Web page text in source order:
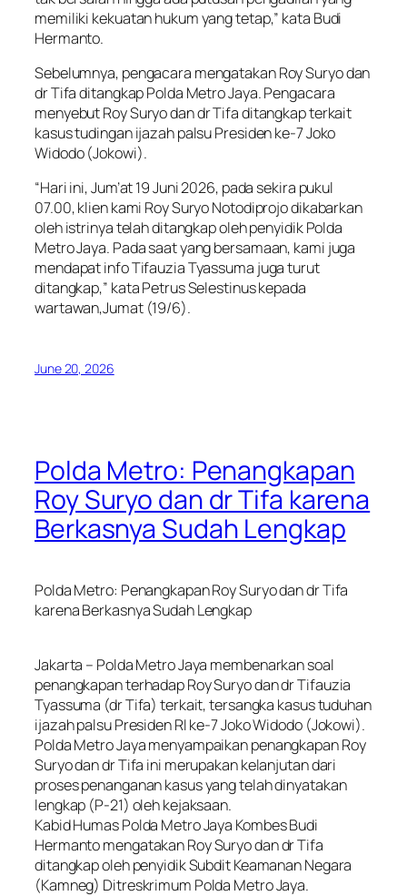
memiliki kekuatan hukum yang tetap,” kata Budi
Hermanto.
Sebelumnya, pengacara mengatakan Roy Suryo dan
dr Tifa ditangkap Polda Metro Jaya. Pengacara
menyebut Roy Suryo dan dr Tifa ditangkap terkait
kasus tudingan ijazah palsu Presiden ke-7 Joko
Widodo (Jokowi).
“Hari ini, Jum’at 19 Juni 2026, pada sekira pukul
07.00, klien kami Roy Suryo Notodiprojo dikabarkan
oleh istrinya telah ditangkap oleh penyidik Polda
Metro Jaya. Pada saat yang bersamaan, kami juga
mendapat info Tifauzia Tyassuma juga turut
ditangkap,” kata Petrus Selestinus kepada
wartawan,Jumat (19/6).
June 20, 2026
Polda Metro: Penangkapan
Roy Suryo dan dr Tifa karena
Berkasnya Sudah Lengkap
Polda Metro: Penangkapan Roy Suryo dan dr Tifa
karena Berkasnya Sudah Lengkap
Jakarta – Polda Metro Jaya membenarkan soal
penangkapan terhadap Roy Suryo dan dr Tifauzia
Tyassuma (dr Tifa) terkait, tersangka kasus tuduhan
ijazah palsu Presiden RI ke-7 Joko Widodo (Jokowi).
Polda Metro Jaya menyampaikan penangkapan Roy
Suryo dan dr Tifa ini merupakan kelanjutan dari
proses penanganan kasus yang telah dinyatakan
lengkap (P-21) oleh kejaksaan.
Kabid Humas Polda Metro Jaya Kombes Budi
Hermanto mengatakan Roy Suryo dan dr Tifa
ditangkap oleh penyidik Subdit Keamanan Negara
(Kamneg) Ditreskrimum Polda Metro Jaya.